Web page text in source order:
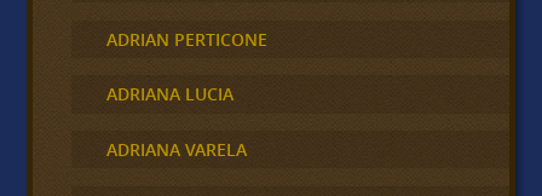
ADRIAN PERTICONE
ADRIANA LUCIA
ADRIANA VARELA